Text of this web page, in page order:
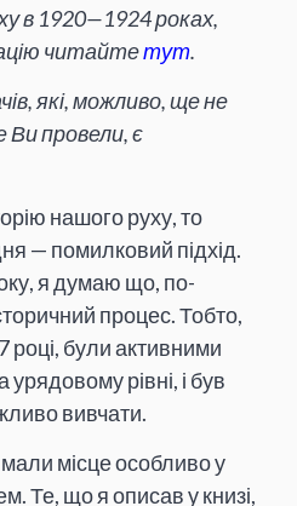
в 1920—1924 роках,
читайтетут.
які, можливо, ще не
Ви провели, є
нашого руху, то
— помилковий підхід.
я думаю що, по-
процес. Тобто,
році, були активними
рівні, і був
вивчати.
мали місце особливо у
Те, що я описав у книзі,